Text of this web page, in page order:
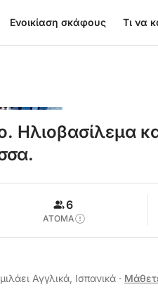
Ενοικίαση σκάφους Τι να
Ηλιοβασίλεμα
6
ΑΤΟΜΑ
Αγγλικά, Ισπανικά ·